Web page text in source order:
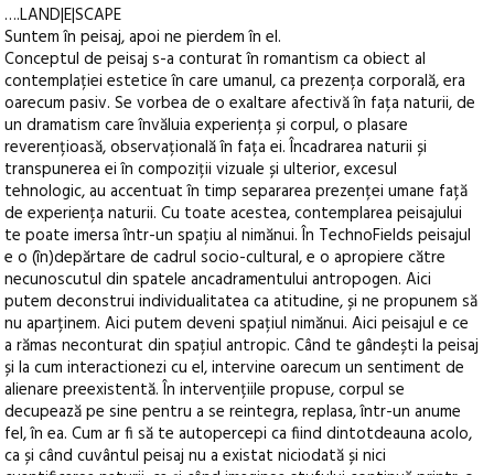
….LAND|E|SCAPE
Suntem în peisaj, apoi ne pierdem în el.
Conceptul de peisaj s-a conturat în romantism ca obiect al
contemplației estetice în care umanul, ca prezența corporală, era
oarecum pasiv. Se vorbea de o exaltare afectivă în fața naturii, de
un dramatism care învăluia experiența și corpul, o plasare
reverențioasă, observațională în fața ei. Încadrarea naturii și
transpunerea ei în compoziții vizuale și ulterior, excesul
tehnologic, au accentuat în timp separarea prezenței umane față
de experiența naturii. Cu toate acestea, contemplarea peisajului
te poate imersa într-un spațiu al nimănui. În TechnoFields peisajul
e o (în)depărtare de cadrul socio-cultural, e o apropiere către
necunoscutul din spatele ancadramentului antropogen. Aici
putem deconstrui individualitatea ca atitudine, și ne propunem să
nu aparținem. Aici putem deveni spațiul nimănui. Aici peisajul e ce
a rămas neconturat din spațiul antropic. Când te gândești la peisaj
și la cum interactionezi cu el, intervine oarecum un sentiment de
alienare preexistentă. În intervențiile propuse, corpul se
decupează pe sine pentru a se reintegra, replasa, într-un anume
fel, în ea. Cum ar fi să te autopercepi ca fiind dintotdeauna acolo,
ca și când cuvântul peisaj nu a existat niciodată și nici